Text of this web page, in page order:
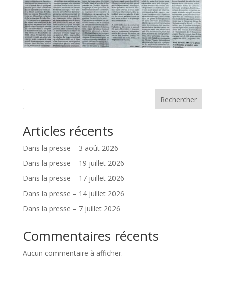
Rechercher
Articles récents
Dans la presse – 3 août 2026
Dans la presse – 19 juillet 2026
Dans la presse – 17 juillet 2026
Dans la presse – 14 juillet 2026
Dans la presse – 7 juillet 2026
Commentaires récents
Aucun commentaire à afficher.